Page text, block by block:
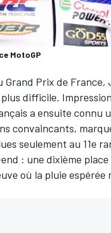
MotoGP
Prix de France,
difficile.
a ensuite connu
convaincants,
seulement au 11e
: une dixième
où la pluie espérée